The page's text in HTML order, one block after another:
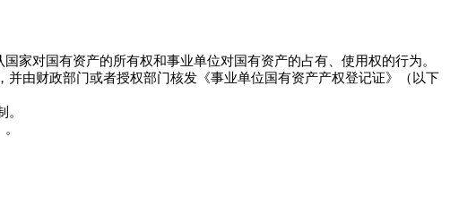
对国有资产的所有权和事业单位对国有资产的占有、使用权的行为。
由财政部门或者授权部门核发《事业单位国有资产产权登记证》（以下